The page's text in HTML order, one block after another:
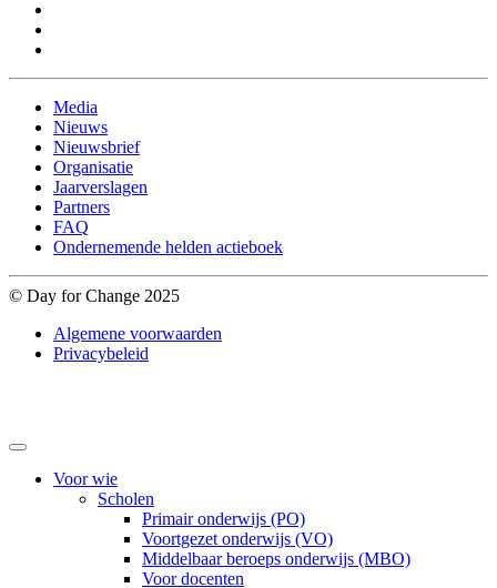
Media
Nieuws
Nieuwsbrief
Organisatie
Jaarverslagen
Partners
FAQ
Ondernemende helden actieboek
© Day for Change 2025
Algemene voorwaarden
Privacybeleid
Voor wie
Scholen
Primair onderwijs (PO)
Voortgezet onderwijs (VO)
Middelbaar beroeps onderwijs (MBO)
Voor docenten